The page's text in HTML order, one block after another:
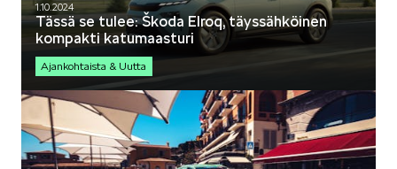
1.10.2024
Tässä se tulee: Škoda Elroq, täyssähköinen
kompakti katumaasturi
Ajankohtaista & Uutta